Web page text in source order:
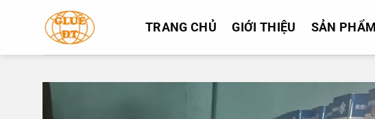
dung
TRANG CHỦ GIỚI THIỆU SẢN PHẨM